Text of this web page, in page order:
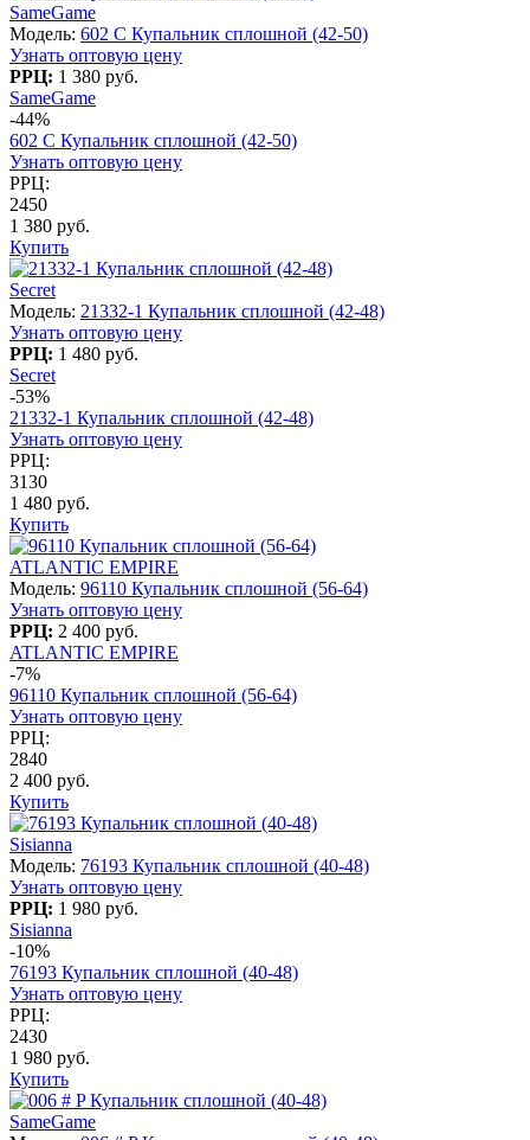
SameGame
Модель: 602 C Купальник сплошной (42-50)
Узнать оптовую цену
РРЦ: 1 380 руб.
SameGame
-44%
602 C Купальник сплошной (42-50)
Узнать оптовую цену
РРЦ:
2450
1 380 руб.
Купить
Secret
Модель: 21332-1 Купальник сплошной (42-48)
Узнать оптовую цену
РРЦ: 1 480 руб.
Secret
-53%
21332-1 Купальник сплошной (42-48)
Узнать оптовую цену
РРЦ:
3130
1 480 руб.
Купить
ATLANTIC EMPIRE
Модель: 96110 Купальник сплошной (56-64)
Узнать оптовую цену
РРЦ: 2 400 руб.
ATLANTIC EMPIRE
-7%
96110 Купальник сплошной (56-64)
Узнать оптовую цену
РРЦ:
2840
2 400 руб.
Купить
Sisianna
Модель: 76193 Купальник сплошной (40-48)
Узнать оптовую цену
РРЦ: 1 980 руб.
Sisianna
-10%
76193 Купальник сплошной (40-48)
Узнать оптовую цену
РРЦ:
2430
1 980 руб.
Купить
SameGame